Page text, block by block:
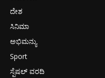
ದೇಶ
ಸಿನಿಮಾ
ಅಭಿಮನ್ಯು
Sport
ಸ್ಪೆಷಲ್ ವರದಿ